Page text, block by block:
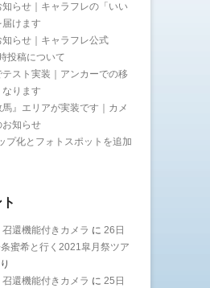
らせ｜キャラフレの「いい
けます
らせ｜キャラフレ公式
投稿について
テスト実装｜アンカーでの移
ります
』エリアが実装です｜カメ
お知らせ
プ化とフォトスポットを追加
還機能付きカメラ に 26日
蜜希と行く2021皐月祭ツア
還機能付きカメラ に 25日